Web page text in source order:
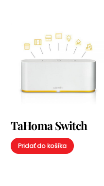
TaHoma Switch
Pridať do košíka